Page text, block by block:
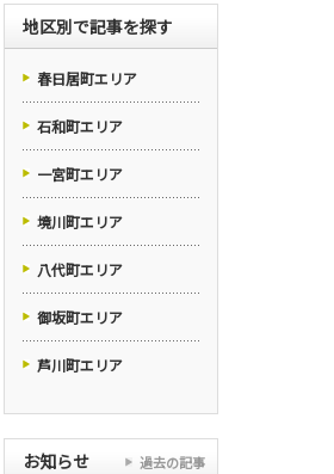
地区別で記事を探す
春日居町エリア
石和町エリア
一宮町エリア
境川町エリア
八代町エリア
御坂町エリア
芦川町エリア
お知らせ 過去の記事